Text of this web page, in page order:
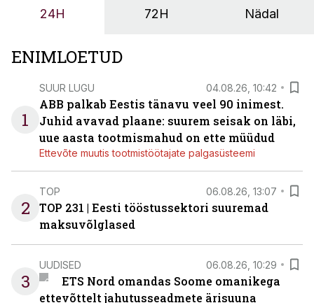
OÜ tegevjuht Sander Mitendorf.
24H 72H Nädal
ENIMLOETUD
1
SUUR LUGU 04.08.26, 10:42
ABB palkab Eestis tänavu veel 90 inimest.
Juhid avavad plaane: suurem seisak on läbi,
uue aasta tootmismahud on ette müüdud
Ettevõte muutis tootmistöötajate palgasüsteemi
2
TOP 06.08.26, 13:07
TOP 231 | Eesti tööstussektori suuremad
maksuvõlglased
3
UUDISED 06.08.26, 10:29
ETS Nord omandas Soome omanikega
ettevõttelt jahutusseadmete ärisuuna